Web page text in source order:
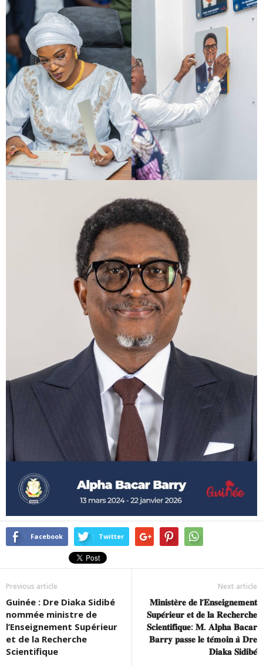
Facebook Twitter
Previous article
Guinée : Dre Diaka Sidibé
nommée ministre de
l’Enseignement Supérieur
et de la Recherche
Scientifique
Next article
𝐌𝐢𝐧𝐢𝐬𝐭𝐞̀𝐫𝐞 𝐝𝐞 𝐥’𝐄𝐧𝐬𝐞𝐢𝐠𝐧𝐞𝐦𝐞𝐧𝐭
𝐒𝐮𝐩𝐞́𝐫𝐢𝐞𝐮𝐫 𝐞𝐭 𝐝𝐞 𝐥𝐚 𝐑𝐞𝐜𝐡𝐞𝐫𝐜𝐡𝐞
𝐒𝐜𝐢𝐞𝐧𝐭𝐢𝐟𝐢𝐪𝐮𝐞: 𝐌. 𝐀𝐥𝐩𝐡𝐚 𝐁𝐚𝐜𝐚𝐫
𝐁𝐚𝐫𝐫𝐲 𝐩𝐚𝐬𝐬𝐞 𝐥𝐞 𝐭𝐞́𝐦𝐨𝐢𝐧 𝐚̀ 𝐃𝐫𝐞
𝐃𝐢𝐚𝐤𝐚 𝐒𝐢𝐝𝐢𝐛𝐞́